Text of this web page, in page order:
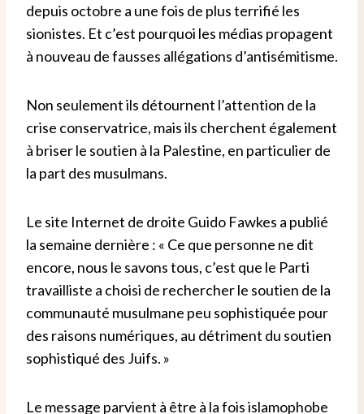
depuis octobre a une fois de plus terrifié les
sionistes. Et c’est pourquoi les médias propagent
à nouveau de fausses allégations d’antisémitisme.
Non seulement ils détournent l’attention de la
crise conservatrice, mais ils cherchent également
à briser le soutien à la Palestine, en particulier de
la part des musulmans.
Le site Internet de droite Guido Fawkes a publié
la semaine dernière : « Ce que personne ne dit
encore, nous le savons tous, c’est que le Parti
travailliste a choisi de rechercher le soutien de la
communauté musulmane peu sophistiquée pour
des raisons numériques, au détriment du soutien
sophistiqué des Juifs. »
Le message parvient à être à la fois islamophobe